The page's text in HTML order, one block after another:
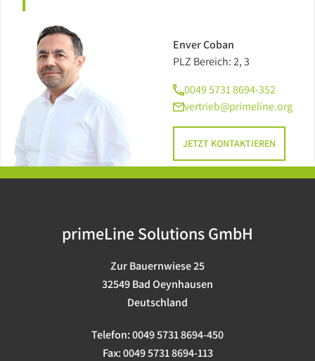
Enver Coban
PLZ Bereich: 2, 3
0049 5731 8694-352
vertrieb@primeline.org
JETZT KONTAKTIEREN
primeLine Solutions GmbH
Zur Bauernwiese 25
32549 Bad Oeynhausen
Deutschland
Telefon:0049 5731 8694-450
Fax:0049 5731 8694-113